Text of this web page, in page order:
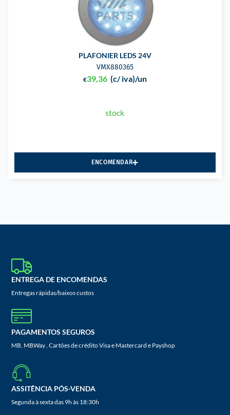
PLAFONIER LEDS 24V
VMX880365
€39,36 (c/ iva)/un
stock
ENCOMENDAR
ENTREGA DE ENCOMENDAS
Entregas rápidas/baixos custos
PAGAMENTOS SEGUROS
MB, MBWay , Cartões de crédito Visa e Mastercard e Payshop
ASSITÊNCIA PÓS-VENDA
Segunda à sexta das 9h às 18:30h